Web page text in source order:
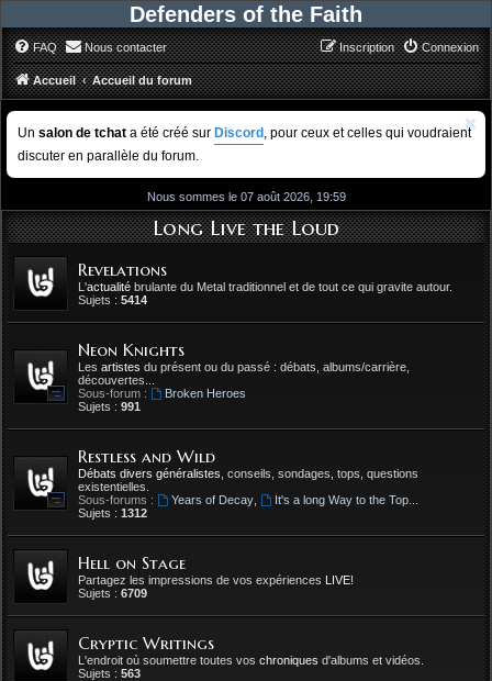
Defenders of the Faith
FAQ Nous contacter Connexion
Inscription
Accueil Accueil du forum
Un salon de tchat a été créé sur Discord , pour ceux et celles qui voudraient
discuter en parallèle du forum.
Nous sommes le 07 août 2026, 19:59
Long Live the Loud
Revelations
L'actualité brulante du Metal traditionnel et de tout ce qui gravite autour.
Sujets : 5414
Neon Knights
Les artistes du présent ou du passé : débats, albums/carrière,
découvertes...
Sous-forum :
Broken Heroes
Sujets : 991
Restless and Wild
Débats divers généralistes , conseils, sondages, tops, questions
existentielles.
Sous-forums :
Years of Decay,
It's a long Way to the Top...
Sujets : 1312
Hell on Stage
Partagez les impressions de vos expériences LIVE!
Sujets : 6709
Cryptic Writings
L'endroit où soumettre toutes vos chroniques d'albums et vidéos.
Sujets : 563